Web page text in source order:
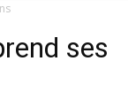
ses